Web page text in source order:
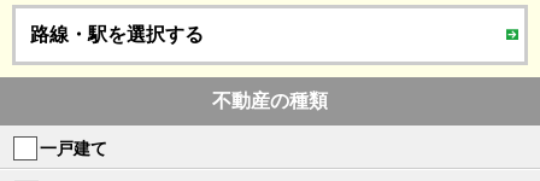
路線・駅を選択する
不動産の種類
一戸建て